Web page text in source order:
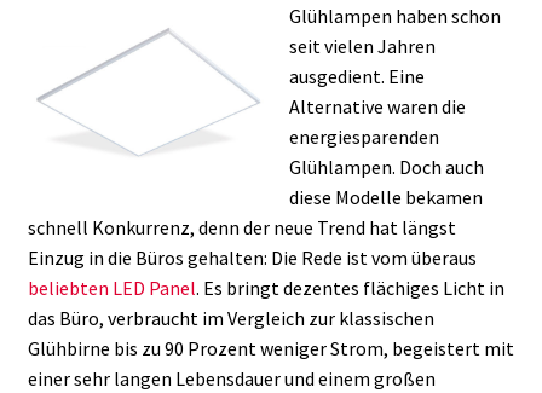
Glühlampen haben schon
seit vielen Jahren
ausgedient. Eine
Alternative waren die
energiesparenden
Glühlampen. Doch auch
diese Modelle bekamen
schnell Konkurrenz, denn der neue Trend hat längst
Einzug in die Büros gehalten: Die Rede ist vom überaus
beliebten LED Panel. Es bringt dezentes flächiges Licht in
das Büro, verbraucht im Vergleich zur klassischen
Glühbirne bis zu 90 Prozent weniger Strom, begeistert mit
einer sehr langen Lebensdauer und einem großen